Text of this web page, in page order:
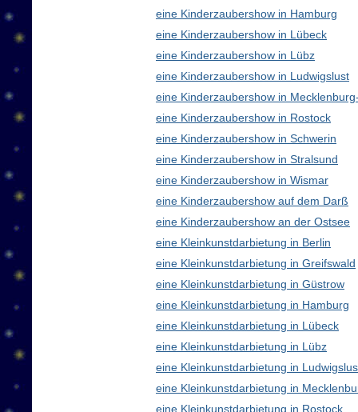
eine Kinderzaubershow in Hamburg
eine Kinderzaubershow in Lübeck
eine Kinderzaubershow in Lübz
eine Kinderzaubershow in Ludwigslust
eine Kinderzaubershow in
eine Kinderzaubershow in Rostock
eine Kinderzaubershow in Schwerin
eine Kinderzaubershow in Stralsund
eine Kinderzaubershow in Wismar
eine Kinderzaubershow auf dem Darß
eine Kinderzaubershow an der Ostsee
eine Kleinkunstdarbietung in Berlin
eine Kleinkunstdarbietung in Greifswald
eine Kleinkunstdarbietung in Güstrow
eine Kleinkunstdarbietung in Hamburg
eine Kleinkunstdarbietung in Lübeck
eine Kleinkunstdarbietung in Lübz
eine Kleinkunstdarbietung in
eine Kleinkunstdarbietung in
eine Kleinkunstdarbietung in Rostock